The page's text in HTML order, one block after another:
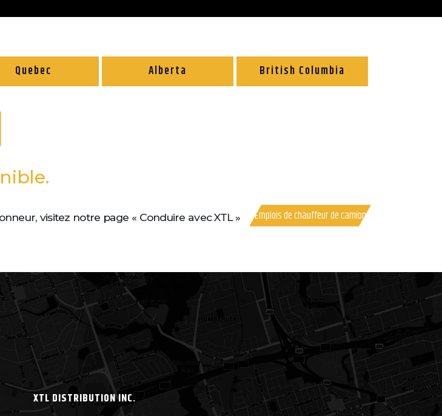
Quebec Alberta British Columbia
visitez notre page « Conduire avec XTL » Emplois de chauffeur de camion
XTL DISTRIBUTION INC.